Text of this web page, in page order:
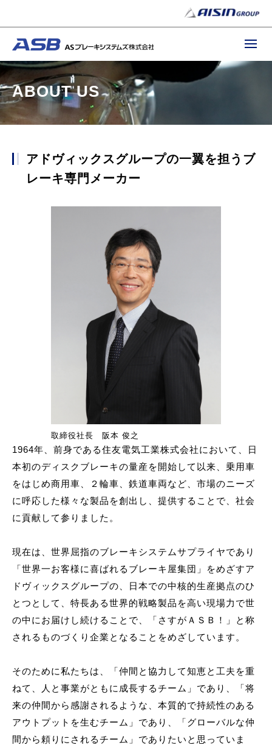
ABOUT US
アドヴィックスグループの一翼を担うブ
レーキ専門メーカー
1964年、前身である住友電気工業株式会社において、日
本初のディスクブレーキの量産を開始して以来、乗用車
をはじめ商用車、２輪車、鉄道車両など、市場のニーズ
に呼応した様々な製品を創出し、提供することで、社会
に貢献して参りました。
現在は、世界屈指のブレーキシステムサプライヤであり
「世界一お客様に喜ばれるブレーキ屋集団」をめざすア
ドヴィックスグループの、日本での中核的生産拠点のひ
とつとして、特長ある世界的戦略製品を高い現場力で世
の中にお届けし続けることで、「さすがＡＳＢ！」と称
されるものづくり企業となることをめざしています。
そのために私たちは、「仲間と協力して知恵と工夫を重
ねて、人と事業がともに成長するチーム」であり、「将
来の仲間から感謝されるような、本質的で持続性のある
アウトプットを生むチーム」であり、「グローバルな仲
間から頼りにされるチーム」でありたいと思っていま
取締役社長 阪本 俊之